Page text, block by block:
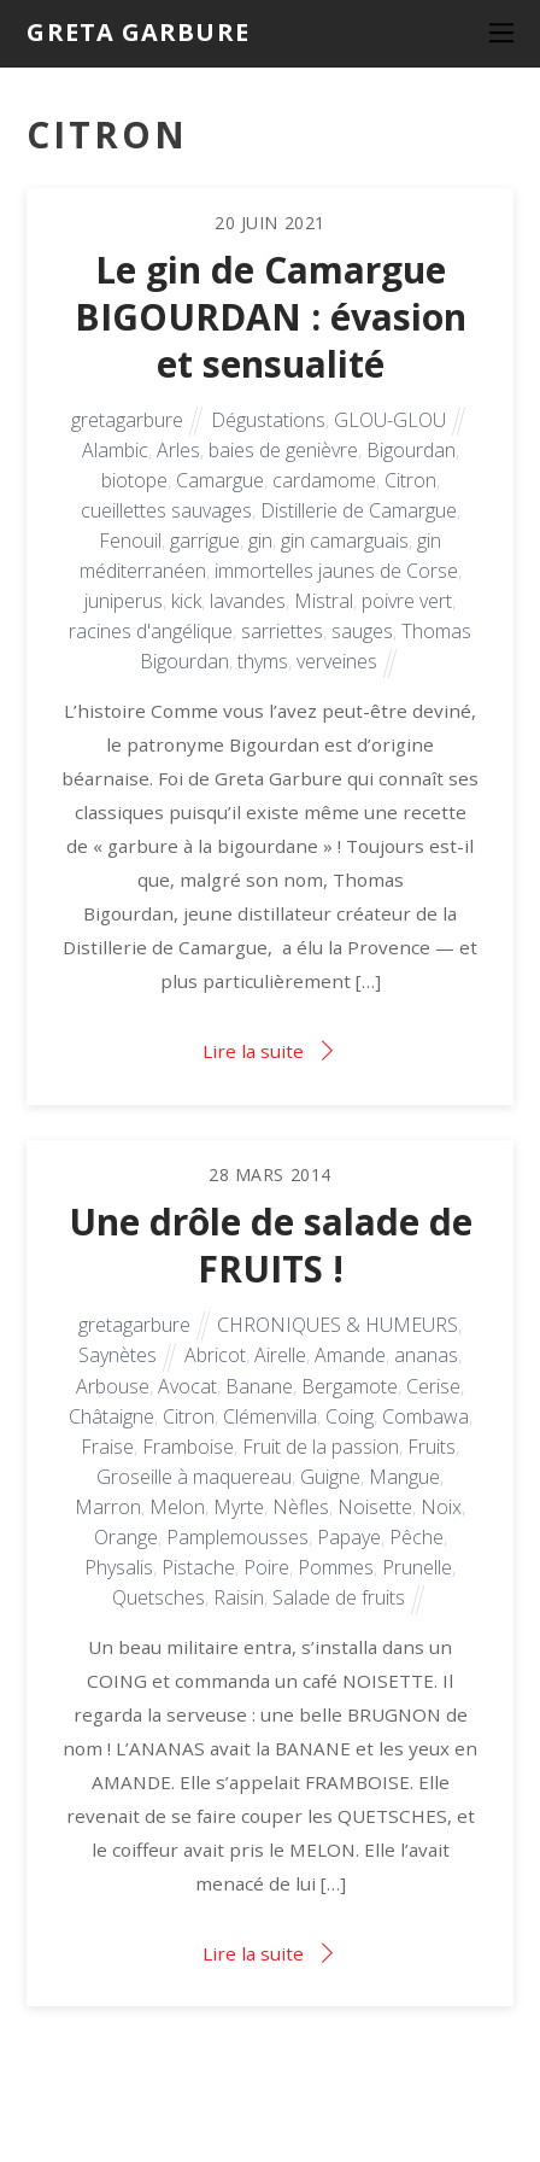
GRETA GARBURE
CITRON
20 JUIN 2021
Le gin de Camargue
BIGOURDAN : évasion
et sensualité
gretagarbure Dégustations, GLOU-GLOU
Alambic, Arles, baies de genièvre, Bigourdan,
biotope, Camargue, cardamome, Citron,
cueillettes sauvages, Distillerie de Camargue,
Fenouil, garrigue, gin, gin camarguais, gin
méditerranéen, immortelles jaunes de Corse,
juniperus, kick, lavandes, Mistral, poivre vert,
racines d'angélique, sarriettes, sauges, Thomas
Bigourdan,thyms,verveines
L’histoire Comme vous l’avez peut-être deviné,
le patronyme Bigourdan est d’origine
béarnaise. Foi de Greta Garbure qui connaît ses
classiques puisqu’il existe même une recette
de « garbure à la bigourdane » ! Toujours est-il
que, malgré son nom, Thomas
Bigourdan, jeune distillateur créateur de la
Distillerie de Camargue, a élu la Provence — et
plus particulièrement […]
Lire la suite
28 MARS 2014
Une drôle de salade de
FRUITS !
gretagarbure CHRONIQUES & HUMEURS,
Saynètes
Abricot, Airelle, Amande, ananas,
Arbouse, Avocat, Banane, Bergamote, Cerise,
Châtaigne, Citron, Clémenvilla, Coing, Combawa,
Fraise, Framboise, Fruit de la passion, Fruits,
Groseille à maquereau, Guigne, Mangue,
Marron, Melon, Myrte, Nèfles, Noisette, Noix,
Orange, Pamplemousses, Papaye, Pêche,
Physalis, Pistache, Poire, Pommes, Prunelle,
Quetsches, Raisin, Salade de fruits
Un beau militaire entra, s’installa dans un
COING et commanda un café NOISETTE. Il
regarda la serveuse : une belle BRUGNON de
nom ! L’ANANAS avait la BANANE et les yeux en
AMANDE. Elle s’appelait FRAMBOISE. Elle
revenait de se faire couper les QUETSCHES, et
le coiffeur avait pris le MELON. Elle l’avait
menacé de lui […]
Lire la suite